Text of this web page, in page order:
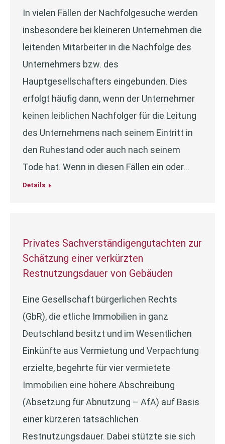
In vielen Fällen der Nachfolgesuche werden
insbesondere bei kleineren Unternehmen die
leitenden Mitarbeiter in die Nachfolge des
Unternehmers bzw. des
Hauptgesellschafters eingebunden. Dies
erfolgt häufig dann, wenn der Unternehmer
keinen leiblichen Nachfolger für die Leitung
des Unternehmens nach seinem Eintritt in
den Ruhestand oder auch nach seinem
Tode hat. Wenn in diesen Fällen ein oder…
Details
Privates Sachverständigengutachten zur
Schätzung einer verkürzten
Restnutzungsdauer von Gebäuden
Eine Gesellschaft bürgerlichen Rechts
(GbR), die etliche Immobilien in ganz
Deutschland besitzt und im Wesentlichen
Einkünfte aus Vermietung und Verpachtung
erzielte, begehrte für vier vermietete
Immobilien eine höhere Abschreibung
(Absetzung für Abnutzung – AfA) auf Basis
einer kürzeren tatsächlichen
Restnutzungsdauer. Dabei stützte sie sich